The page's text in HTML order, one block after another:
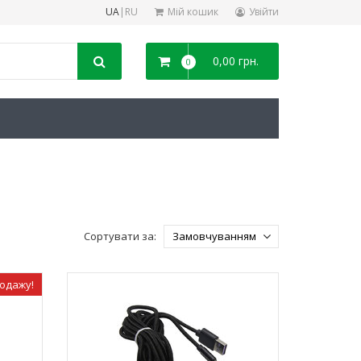
UA| RU Мій кошик Увійти
0 0,00 грн.
Сортувати за: